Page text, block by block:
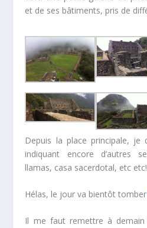
et de ses bâtiments, pris de
Depuis la place principale, je
indiquant encore d’autres
llamas, casa sacerdotal, etc
Hélas, le jour va bientôt tomber
Il me faut remettre à